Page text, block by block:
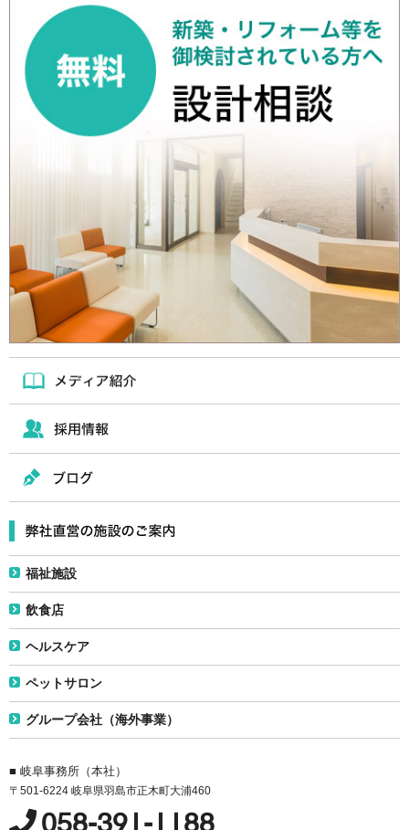
福祉施設
飲食店
ヘルスケア
ペットサロン
グループ会社（海外事業）
■ 岐阜事務所（本社）
〒501-6224 岐阜県羽島市正木町大浦460
058-391-1188